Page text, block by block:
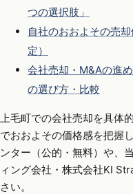
つの選択肢」
自社のおおよその売
定）
会社売却・M&Aの進
の選び方・比較
上毛町での会社売却を具体
でおおよその価格感を把握
ンター（公的・無料）や、
ィング会社・株式会社KI
さい。